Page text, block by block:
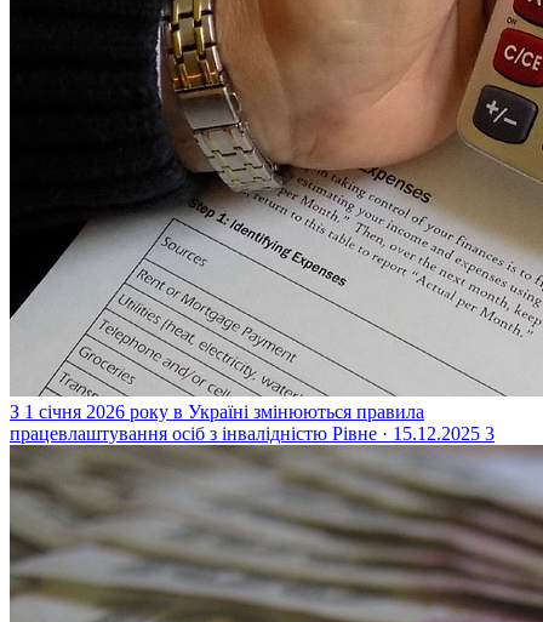
З 1 січня 2026 року в Україні змінюються правила
працевлаштування осіб з інвалідністю Рівне · 15.12.2025 3